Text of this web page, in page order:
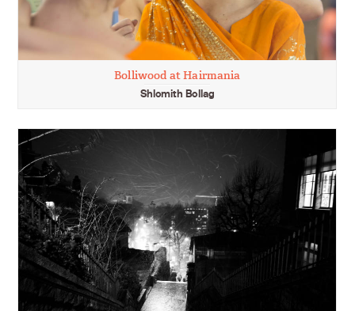
Bolliwood at Hairmania
Shlomith Bollag